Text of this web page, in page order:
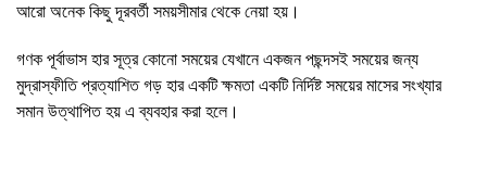
আরো অনেক কিছু দূরবর্তী সময়সীমার থেকে নেয়া হয়।
গণক পূর্বাভাস হার সূত্র কোনো সময়ের যেখানে একজন পছন্দসই সময়ের জন্য
মুদ্রাস্ফীতি প্রত্যাশিত গড় হার একটি ক্ষমতা একটি নির্দিষ্ট সময়ের মাসের সংখ্যার
সমান উত্থাপিত হয় এ ব্যবহার করা হলে।